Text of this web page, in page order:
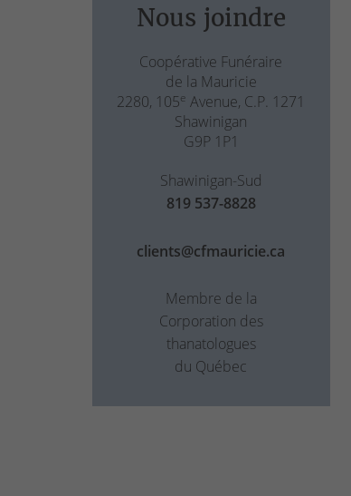
Nous joindre
Coopérative Funéraire
de la Mauricie
2280, 105e Avenue, C.P. 1271
Shawinigan
G9P 1P1
Shawinigan-Sud
819 537-8828
clients@cfmauricie.ca
Membre de la
Corporation des
thanatologues
du Québec